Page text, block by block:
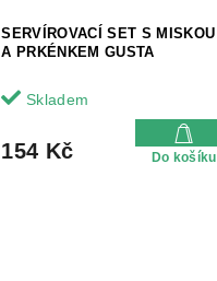
SERVÍROVACÍ SET S MISKOU
A PRKÉNKEM GUSTA
Skladem
154 Kč Do košíku